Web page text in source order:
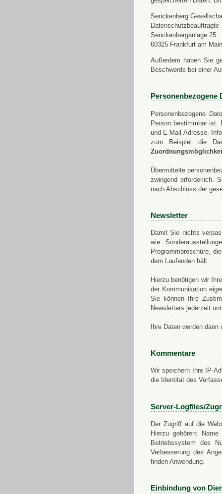
Senckenberg
Datenschutzbeauftragte
Senckenberganlage 25
60325 Frankfurt am Main
Außerdem haben Sie
Beschwerde bei einer
Personenbezogene
Personenbezogene
Person bestimmbar ist.
und E-Mail Adresse.
zum Beispiel die
Übermittelte
zwingend erforderlich.
nach Abschluss der
Newsletter
Damit Sie nichts
wie
Programmbroschüre,
dem Laufenden hält.
Hierzu benötigen wir
der Kommunikation
Sie können Ihre
Newsletters jederzeit
Ihre Daten werden
Kommentare
Wir speichern Ihre IP-
die Identität des
Server-Logfiles/
Der Zugriff auf die
Hierzu gehören:
Betriebssystem des
Verbesserung des
finden Anwendung.
Einbindung von